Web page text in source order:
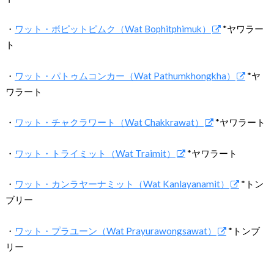
・ ワット・ボピットピムク（Wat Bophitphimuk）
*ヤワラー
ト
・ ワット・パトゥムコンカー（Wat Pathumkhongkha）
*ヤ
ワラート
・ ワット・チャクラワート（Wat Chakkrawat） *ヤワラート
・ ワット・トライミット（Wat Traimit） *ヤワラート
・ ワット・カンラヤーナミット（Wat Kanlayanamit）
*トン
ブリー
・ ワット・プラユーン（Wat Prayurawongsawat）
*トンブ
リー